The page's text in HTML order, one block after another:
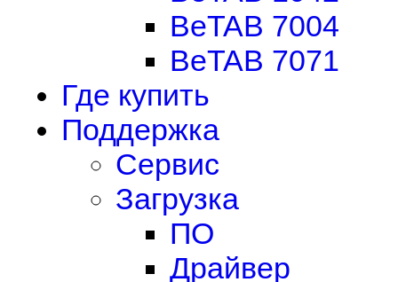
BeTAB 7004
BeTAB 7071
Где купить
Поддержка
Сервис
Загрузка
ПО
Драйвер